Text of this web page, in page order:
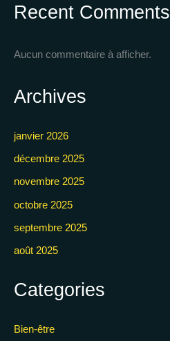
Recent Comments
Aucun commentaire à afficher.
Archives
janvier 2026
décembre 2025
novembre 2025
octobre 2025
septembre 2025
août 2025
Categories
Bien-être